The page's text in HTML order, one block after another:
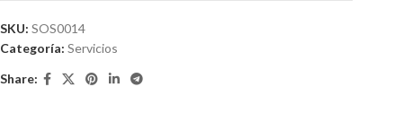
SKU: SOS0014
Categoría: Servicios
Share: